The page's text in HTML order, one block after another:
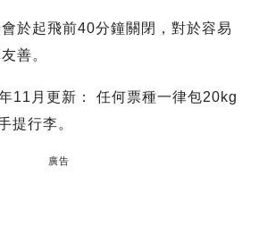
於起飛前40分鐘關閉，對於容易
善。
11月更新： 任何票種一律包20kg
提行李。
廣告